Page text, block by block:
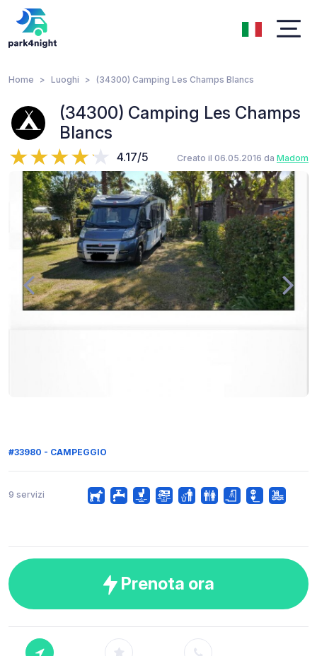
Home Luoghi (34300) Camping Les Champs Blancs
(34300) Camping Les Champs
Blancs
4.17/5 Creato il 06.05.2016 da Madom
#33980 - CAMPEGGIO
9 servizi
Prenota ora